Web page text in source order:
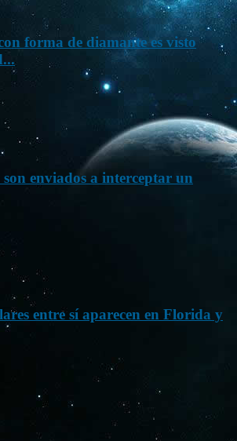
forma de diamante es visto
son enviados a interceptar un
entre sí aparecen en Florida y